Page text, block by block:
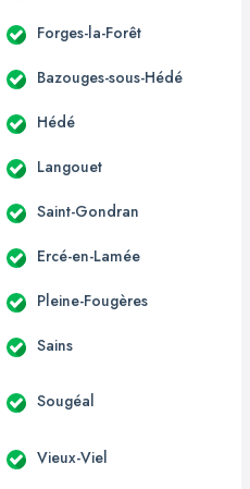
Forges-la-Forêt
Bazouges-sous-Hédé
Hédé
Langouet
Saint-Gondran
Ercé-en-Lamée
Pleine-Fougères
Sains
Sougéal
Vieux-Viel